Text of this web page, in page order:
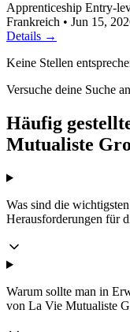
Apprenticeship Entry-
Frankreich • Jun 15,
Details →
Keine Stellen
Versuche deine Suche
Häufig
Mutualiste
Was sind die
Herausforderungen für
Warum sollte man in
von La Vie Mutualiste